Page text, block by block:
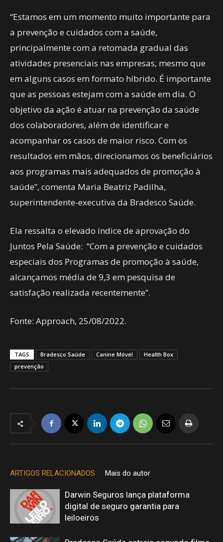
“Estamos em um momento muito importante para
a prevenção e cuidados com a saúde,
principalmente com a retomada gradual das
atividades presenciais nas empresas, mesmo que
em alguns casos em formato híbrido. É importante
que as pessoas estejam com a saúde em dia. O
objetivo da ação é atuar na prevenção da saúde
dos colaboradores, além de identificar e
acompanhar os casos de maior risco. Com os
resultados em mãos, direcionamos os beneficiários
aos programas mais adequados de promoção à
saúde”, comenta Maria Beatriz Padilha,
superintendente-executiva da Bradesco Saúde.
Ela ressalta o elevado índice de aprovação do
Juntos Pela Saúde: “Com a prevenção e cuidados
especiais dos Programas de promoção à saúde,
alcançamos média de 9,3 em pesquisa de
satisfação realizada recentemente”.
Fonte: Approach, 25/08/2022.
TAGS Bradesco Saúde Canine Móvel
Health Box
prevenção
ARTIGOS RELACIONADOS Mais do autor
Darwin Seguros lança plataforma
digital de seguro garantia para
leiloeiros